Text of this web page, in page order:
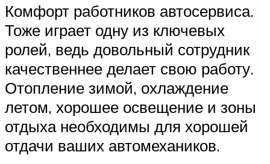
Комфорт работников автосервиса.
Тоже играет одну из ключевых
ролей, ведь довольный сотрудник
качественнее делает свою работу.
Отопление зимой, охлаждение
летом, хорошее освещение и зоны
отдыха необходимы для хорошей
отдачи ваших автомехаников.